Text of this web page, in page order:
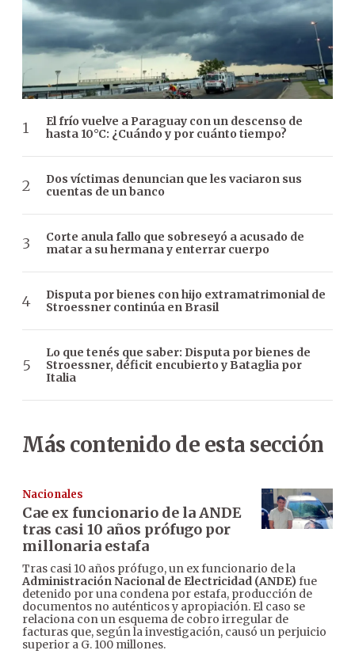
El frío vuelve a Paraguay con un descenso de
hasta 10°C: ¿Cuándo y por cuánto tiempo?
Dos víctimas denuncian que les vaciaron sus
cuentas de un banco
Corte anula fallo que sobreseyó a acusado de
matar a su hermana y enterrar cuerpo
Disputa por bienes con hijo extramatrimonial de
Stroessner continúa en Brasil
Lo que tenés que saber: Disputa por bienes de
Stroessner, déficit encubierto y Bataglia por
Italia
Más contenido de esta sección
Nacionales
Cae ex funcionario de la ANDE
tras casi 10 años prófugo por
millonaria estafa
Tras casi 10 años prófugo, un ex funcionario de la
Administración Nacional de Electricidad (ANDE)fue
detenido por una condena por estafa, producción de
documentos no auténticos y apropiación. El caso se
relaciona con un esquema de cobro irregular de
facturas que, según la investigación, causó un perjuicio
superior a G. 100 millones.